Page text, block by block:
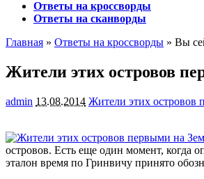
Ответы на кроссворды
Ответы на сканворды
Главная » Ответы на кроссворды » Вы
Жители этих островов
admin 13.08.2014 Жители этих островов
островов. Есть еще один момент, когда
эталон время по Гринвичу принято